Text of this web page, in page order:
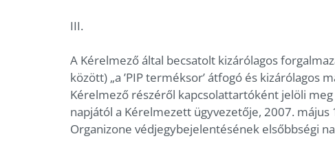
III.
A Kérelmező által becsatolt kizárólagos
között) „a ’PIP terméksor’ átfogó és kizárólagos
Kérelmező részéről kapcsolattartóként jelöli
napjától a Kérelmezett ügyvezetője, 2007.
Organizone védjegybejelentésének elsőbbségi